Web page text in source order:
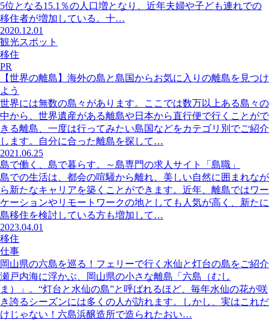
5位となる15.1％の人口増となり、近年夫婦や子ども連れでの
移住者が増加している。十…
2020.12.01
観光スポット
移住
PR
【世界の離島】海外の島と島国からお気に入りの離島を見つけ
よう
世界には無数の島々があります。ここでは数万以上ある島々の
中から、世界遺産がある離島や日本から直行便で行くことがで
きる離島、一度は行ってみたい島国などをカテゴリ別でご紹介
します。自分に合った離島を探して…
2021.06.25
島で働く、島で暮らす。～島専門の求人サイト「島職」
島での生活は、都会の喧騒から離れ、美しい自然に囲まれなが
ら新たなキャリアを築くことができます。近年、離島ではワー
ケーションやリモートワークの地としても人気が高く、新たに
島移住を検討している方も増加して…
2023.04.01
移住
仕事
岡山県の六島を巡る！フェリーで行く水仙と灯台の島をご紹介
瀬戸内海に浮かぶ、岡山県の小さな離島「六島（むし
ま）」。“灯台と水仙の島”と呼ばれるほど、毎年水仙の花が咲
き誇るシーズンには多くの人が訪れます。しかし、実はこれだ
けじゃない！六島浜醸造所で造られたおい…